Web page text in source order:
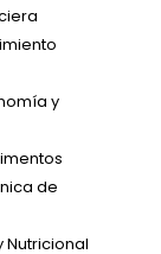
y
de
Nutricional